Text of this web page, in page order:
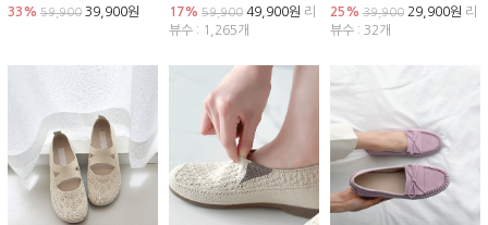
33% 59,900 39,900원 17% 59,90049,900원 리
뷰수 : 1,265개
25% 39,90029,900원 리
뷰수 : 32개